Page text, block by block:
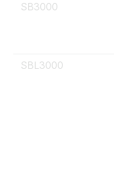
SB3000
SBL3000